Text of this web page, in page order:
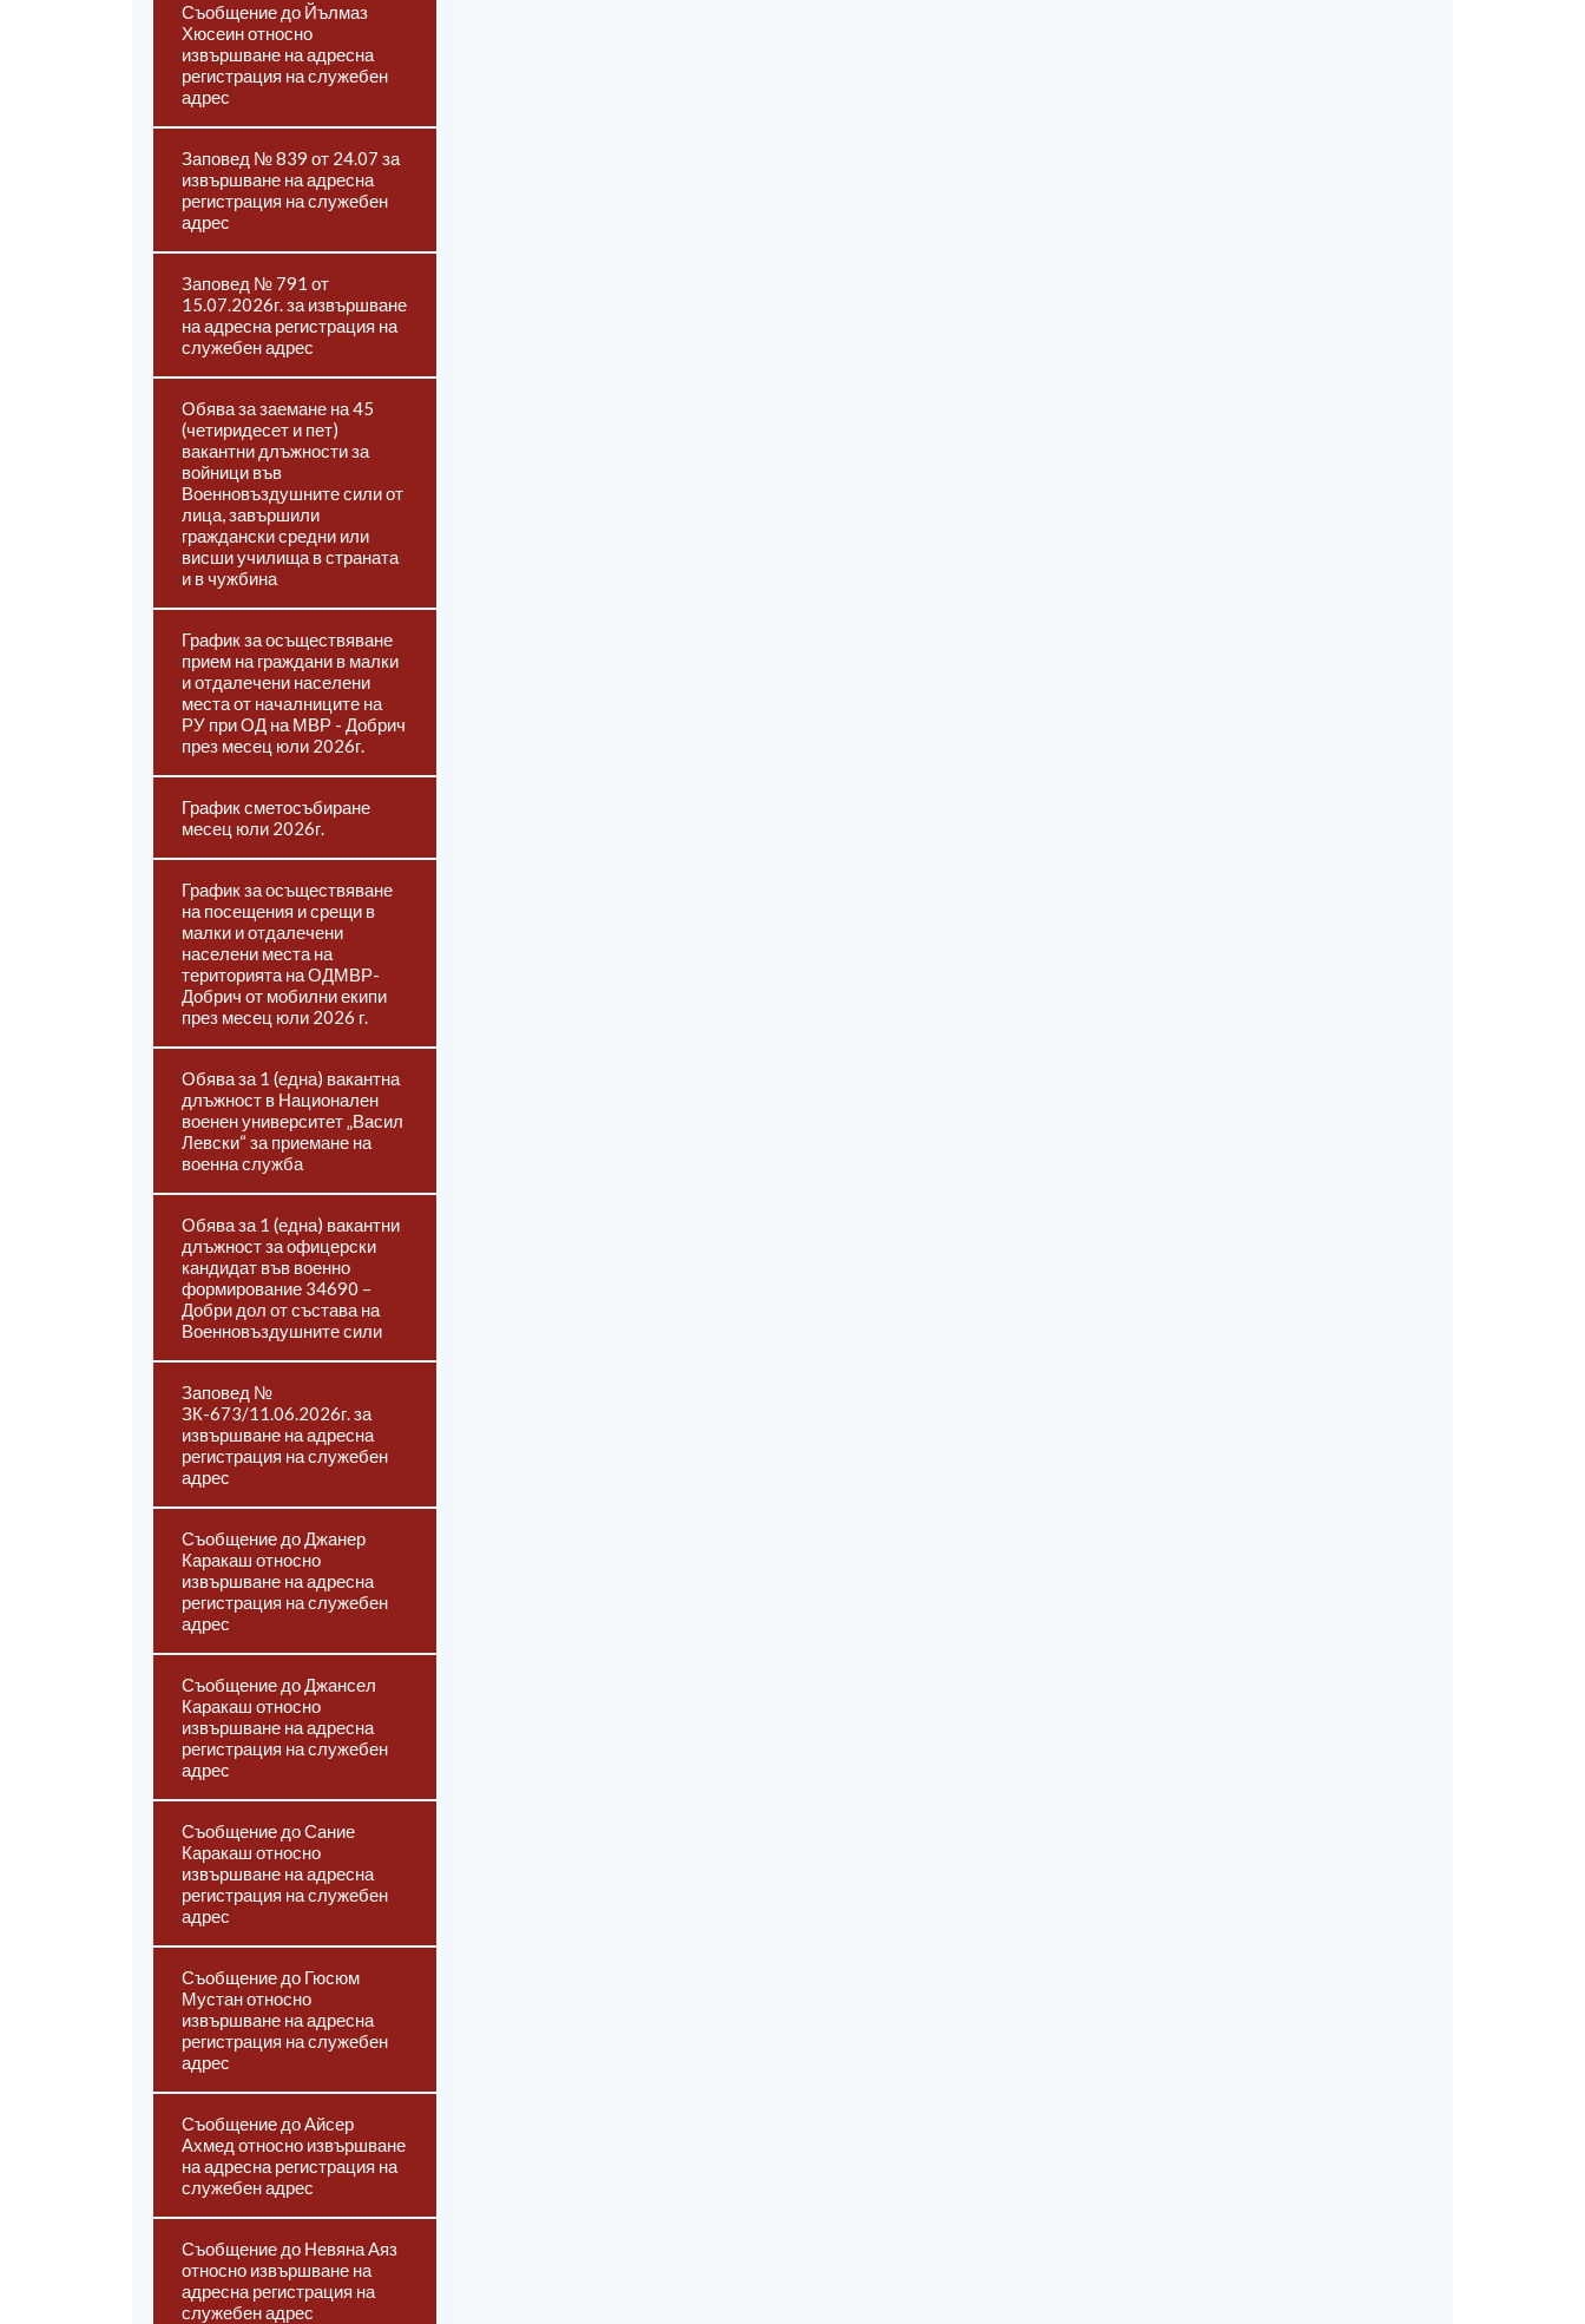
Съобщение до Йълмаз
Хюсеин относно
извършване на адресна
регистрация на служебен
адрес
Заповед № 839 от 24.07 за
извършване на адресна
регистрация на служебен
адрес
Заповед № 791 от
15.07.2026г. за извършване
на адресна регистрация на
служебен адрес
Обява за заемане на 45
(четиридесет и пет)
вакантни длъжности за
войници във
Военновъздушните сили от
лица, завършили
граждански средни или
висши училища в страната
и в чужбина
График за осъществяване
прием на граждани в малки
и отдалечени населени
места от началниците на
РУ при ОД на МВР - Добрич
през месец юли 2026г.
График сметосъбиране
месец юли 2026г.
График за осъществяване
на посещения и срещи в
малки и отдалечени
населени места на
територията на ОДМВР-
Добрич от мобилни екипи
през месец юли 2026 г.
Обява за 1 (една) вакантна
длъжност в Национален
военен университет „Васил
Левски“ за приемане на
военна служба
Обява за 1 (една) вакантни
длъжност за офицерски
кандидат във военно
формирование 34690 –
Добри дол от състава на
Военновъздушните сили
Заповед №
ЗК-673/11.06.2026г. за
извършване на адресна
регистрация на служебен
адрес
Съобщение до Джанер
Каракаш относно
извършване на адресна
регистрация на служебен
адрес
Съобщение до Джансел
Каракаш относно
извършване на адресна
регистрация на служебен
адрес
Съобщение до Сание
Каракаш относно
извършване на адресна
регистрация на служебен
адрес
Съобщение до Гюсюм
Мустан относно
извършване на адресна
регистрация на служебен
адрес
Съобщение до Айсер
Ахмед относно извършване
на адресна регистрация на
служебен адрес
Съобщение до Невяна Аяз
относно извършване на
адресна регистрация на
служебен адрес